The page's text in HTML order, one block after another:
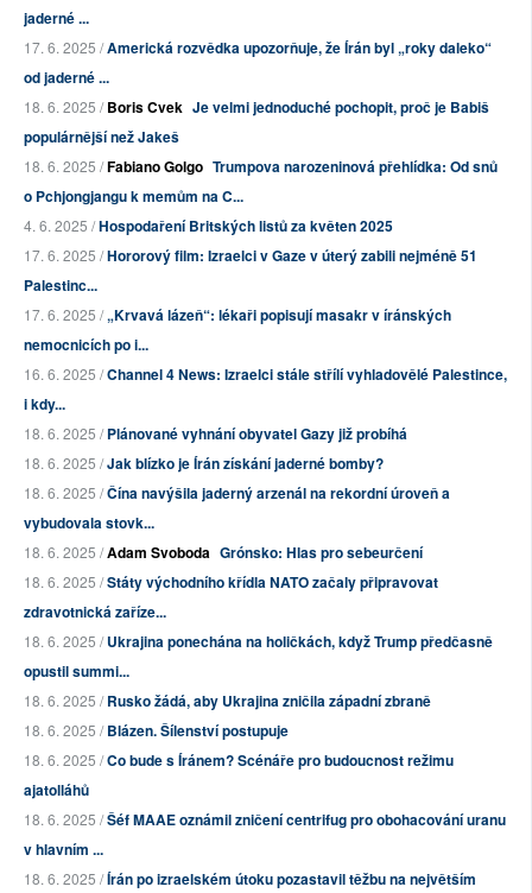
jaderné ...
17. 6. 2025 /Americká rozvědka upozorňuje, že Írán byl „roky daleko“
od jaderné ...
18. 6. 2025 /Boris Cvek Je velmi jednoduché pochopit, proč je Babiš
populárnější než Jakeš
18. 6. 2025 /Fabiano Golgo Trumpova narozeninová přehlídka: Od snů
o Pchjongjangu k memům na C...
4. 6. 2025 /Hospodaření Britských listů za květen 2025
17. 6. 2025 /Hororový film: Izraelci v Gaze v úterý zabili nejméně 51
Palestinc...
17. 6. 2025 /„Krvavá lázeň“: lékaři popisují masakr v íránských
nemocnicích po i...
16. 6. 2025 /Channel 4 News: Izraelci stále střílí vyhladovělé Palestince,
i kdy...
18. 6. 2025 /Plánované vyhnání obyvatel Gazy již probíhá
18. 6. 2025 /Jak blízko je Írán získání jaderné bomby?
18. 6. 2025 /Čína navýšila jaderný arzenál na rekordní úroveň a
vybudovala stovk...
18. 6. 2025 /Adam Svoboda Grónsko: Hlas pro sebeurčení
18. 6. 2025 /Státy východního křídla NATO začaly připravovat
zdravotnická zaříze...
18. 6. 2025 /Ukrajina ponechána na holičkách, když Trump předčasně
opustil summi...
18. 6. 2025 /Rusko žádá, aby Ukrajina zničila západní zbraně
18. 6. 2025 /Blázen. Šílenství postupuje
18. 6. 2025 /Co bude s Íránem? Scénáře pro budoucnost režimu
ajatolláhů
18. 6. 2025 /Šéf MAAE oznámil zničení centrifug pro obohacování uranu
v hlavním ...
18. 6. 2025 /Írán po izraelském útoku pozastavil těžbu na největším